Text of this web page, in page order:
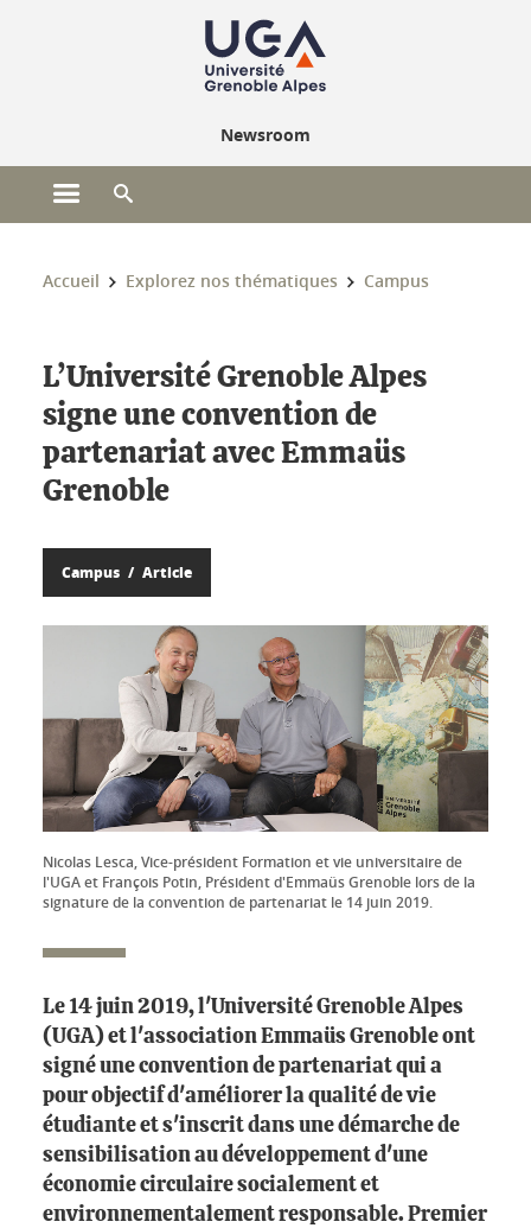
Newsroom
Ouvrir le menu principal
Vous êtes ici :
Accueil Explorez nos thématiques Campus
L’Université Grenoble Alpes
signe une convention de
partenariat avec Emmaüs
Grenoble
Campus Article
Nicolas Lesca, Vice-président Formation et vie universitaire de
l'UGA et François Potin, Président d'Emmaüs Grenoble lors de la
signature de la convention de partenariat le 14 juin 2019.
Le 14 juin 2019, l'Université Grenoble Alpes
(UGA) et l'association Emmaüs Grenoble ont
signé une convention de partenariat qui a
pour objectif d'améliorer la qualité de vie
étudiante et s'inscrit dans une démarche de
sensibilisation au développement d'une
économie circulaire socialement et
environnementalement responsable. Premier